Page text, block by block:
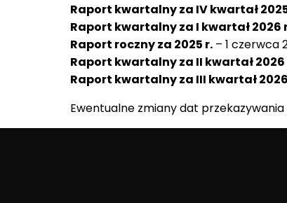
Raport kwartalny za IV kwartał
Raport kwartalny za I kwartał 2026
Raport roczny za 2025 r. – 1 czerwca
Raport kwartalny za II kwartał 2026
Raport kwartalny za III kwartał
Ewentualne zmiany dat